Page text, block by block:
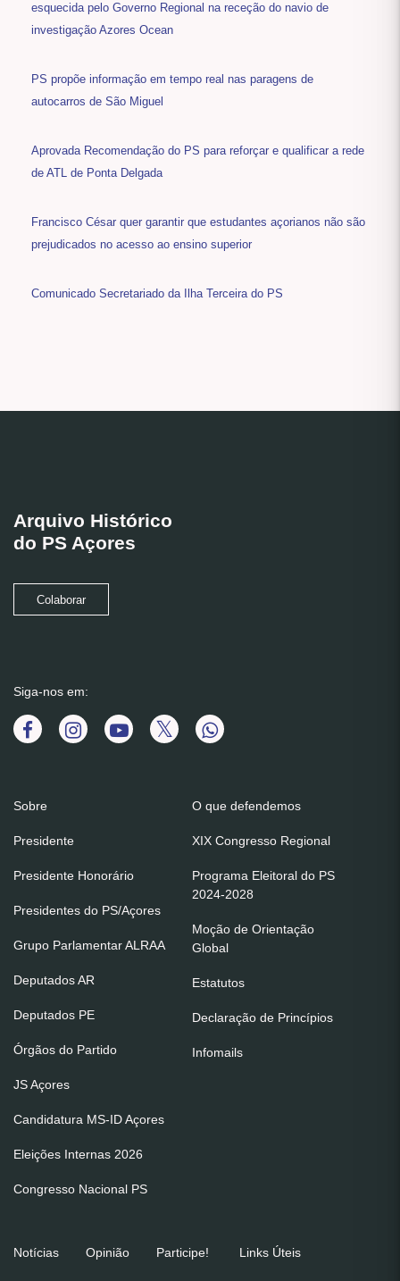
esquecida pelo Governo Regional na receção do navio de
investigação Azores Ocean
PS propõe informação em tempo real nas paragens de
autocarros de São Miguel
Aprovada Recomendação do PS para reforçar e qualificar a rede
de ATL de Ponta Delgada
Francisco César quer garantir que estudantes açorianos não são
prejudicados no acesso ao ensino superior
Comunicado Secretariado da Ilha Terceira do PS
Arquivo Histórico
do PS Açores
Colaborar
Siga-nos em:
Sobre
Presidente
Presidente Honorário
Presidentes do PS/Açores
Grupo Parlamentar ALRAA
Deputados AR
Deputados PE
Órgãos do Partido
JS Açores
Candidatura MS-ID Açores
Eleições Internas 2026
Congresso Nacional PS
O que defendemos
XIX Congresso Regional
Programa Eleitoral do PS
2024-2028
Moção de Orientação
Global
Estatutos
Declaração de Princípios
Infomails
Notícias Opinião Participe! Links Úteis